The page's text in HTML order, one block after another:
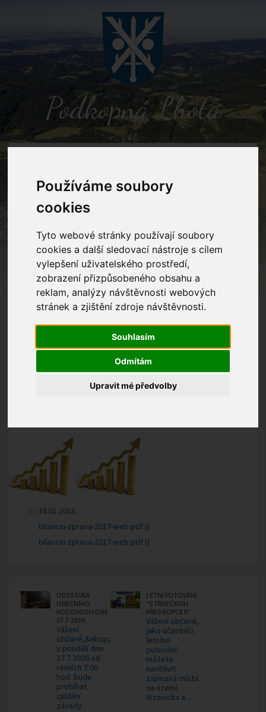
Používáme soubory
cookies
Tyto webové stránky používají soubory
cookies a další sledovací nástroje s cílem
vylepšení uživatelského prostředí,
zobrazení přizpůsobeného obsahu a
reklam, analýzy návštěvnosti webových
stránek a zjištění zdroje návštěvnosti.
Souhlasím
Odmítám
Upravit mé předvolby
Podkopná Lhota
Detail novinky
Podkopná Lhota Novinky Bilanční zpráva za rok 2017
Vážení občané, přivítali jsme rok
2018 a tudíž nadešel čas podat
Vám zprávu o hospodaření naší
obce za uplynulý kalendářní rok
18.01.2018
bilancni-zprava-2017-web.pdf ()
bilancni-zprava-2017-web.pdf ()
ODSTÁVKA
OBECNÍHO
VODOVODU DNE
27.7.2026
Vážení
občané,&nbsp;
v pondělí dne
27.7.2026 od
ranních 7:00
hod. bude
probíhat
zjištění
závady…
LETNÍ PUTOVÁNÍ
"S TRNEČKOU
PŘES KOPCE II"
Vážení občané,
jako účastníci
letního
putování
můžete
navštívit
zajímavá místa
na území
Vizovicka a…